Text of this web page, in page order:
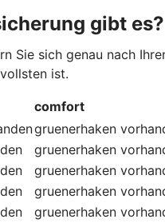
gibt es?
Sie sich genau nach
ist.
comfort
gruenerhaken
gruenerhaken
gruenerhaken
gruenerhaken
gruenerhaken